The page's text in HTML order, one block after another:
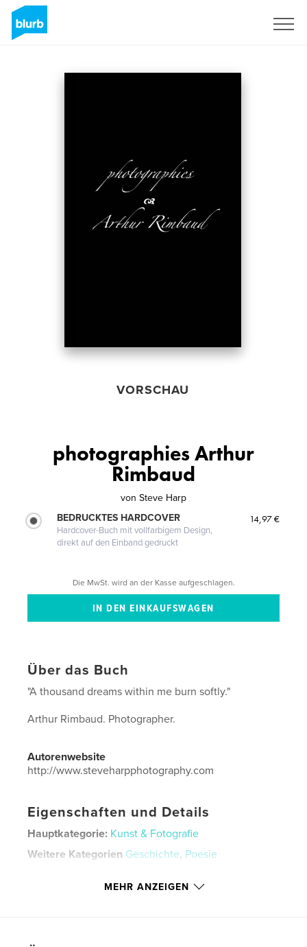
VORSCHAU
photographies Arthur
Rimbaud
von Steve Harp
BEDRUCKTES HARDCOVER
Hardcover-Buch mit vollfarbigem Design,
direkt auf den Einband gedruckt
14,97 €
Die MwSt. wird an der Kasse aufgeschlagen.
Über das Buch
"A thousand dreams within me burn softly."
Arthur Rimbaud. Photographer.
Autorenwebsite
http://www.steveharpphotography.com
Eigenschaften und Details
Hauptkategorie: Kunst & Fotografie
Weitere Kategorien Geschichte, Poesie
24
Veröffentlichungsdatum:
MEHR ANZEIGEN